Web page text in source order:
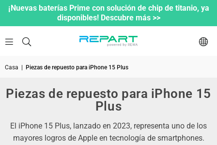
¡Nuevas baterías Prime con solución de chip de titanio, ya
disponibles! Descubre más >>
Casa Piezas de repuesto para iPhone 15 Plus
Piezas de repuesto para iPhone 15
Plus
El iPhone 15 Plus, lanzado en 2023, representa uno de los
mayores logros de Apple en tecnología de smartphones.